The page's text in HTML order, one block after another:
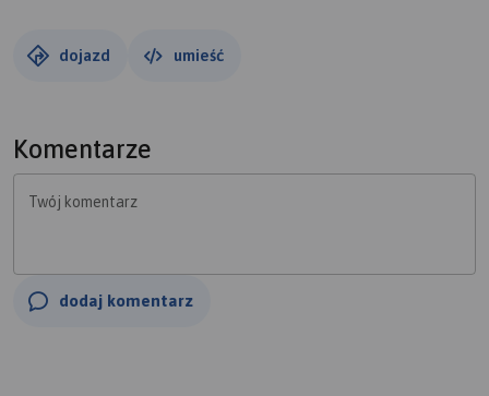
dojazd umieść
Komentarze
Twój komentarz
dodaj komentarz